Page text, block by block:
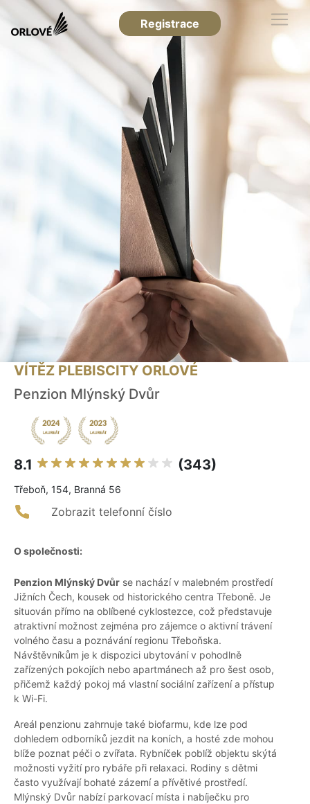
Registrace
VÍTĚZ PLEBISCITY ORLOVÉ
Penzion Mlýnský Dvůr
8.1 (343)
Třeboň, 154, Branná 56
Zobrazit telefonní číslo
O společnosti:
Penzion Mlýnský Dvůr se nachází v malebném prostředí
Jižních Čech, kousek od historického centra Třeboně. Je
situován přímo na oblíbené cyklostezce, což představuje
atraktivní možnost zejména pro zájemce o aktivní trávení
volného času a poznávání regionu Třeboňska.
Návštěvníkům je k dispozici ubytování v pohodlně
zařízených pokojích nebo apartmánech až pro šest osob,
přičemž každý pokoj má vlastní sociální zařízení a přístup
k Wi-Fi.
Areál penzionu zahrnuje také biofarmu, kde lze pod
dohledem odborníků jezdit na koních, a hosté zde mohou
blíže poznat péči o zvířata. Rybníček poblíž objektu skýtá
možnosti vyžití pro rybáře při relaxaci. Rodiny s dětmi
často využívají bohaté zázemí a přívětivé prostředí.
Mlýnský Dvůr nabízí parkovací místa i nabíječku pro